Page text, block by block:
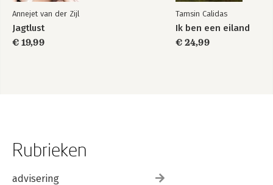
Annejet van der Zijl
Jagtlust
€ 19,99
Tamsin Calidas
Ik ben een eiland
€ 24,99
Rubrieken
advisering